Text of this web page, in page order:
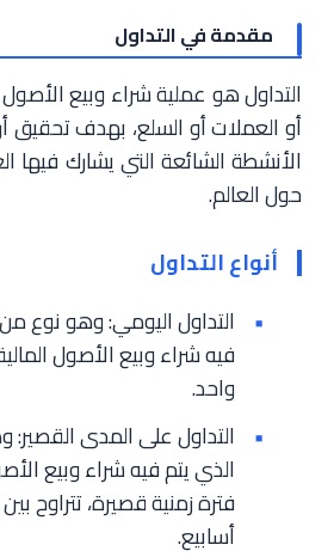
مقدمة في التداول
التداول هو عملية شراء وبيع
أو العملات أو السلع، بهدف تحقيق
الأنشطة الشائعة التي يشارك فيها
حول العالم.
أنواع التداول
التداول اليومي: وهو نوع
فيه شراء وبيع الأصول
واحد.
التداول على المدى
الذي يتم فيه شراء وبيع
فترة زمنية قصيرة، تتراوح
أسابيع.